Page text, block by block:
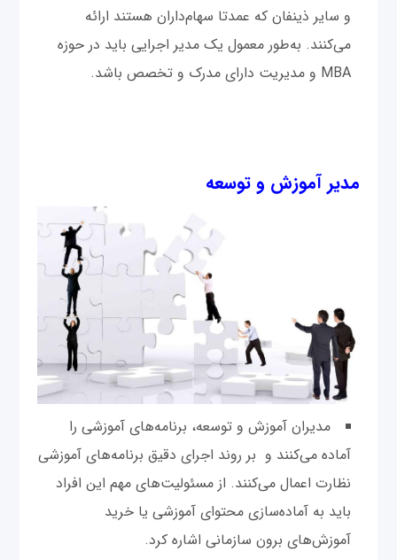
و سایر ذینفان که عمدتا سهام‌داران هستند ارائه
می‌کنند. به‌طور معمول یک مدیر اجرایی باید در حوزه
MBA و مدیریت دارای مدرک و تخصص باشد.
مدیر آموزش و توسعه
مدیران آموزش و توسعه، برنامه‌های آموزشی را
آماده می‌کنند و بر روند اجرای دقیق برنامه‌های آموزشی
نظارت اعمال می‌کنند. از مسئولیت‌های مهم این افراد
باید به آماده‌سازی محتوای آموزشی یا خرید
آموزش‌های برون سازمانی اشاره کرد.